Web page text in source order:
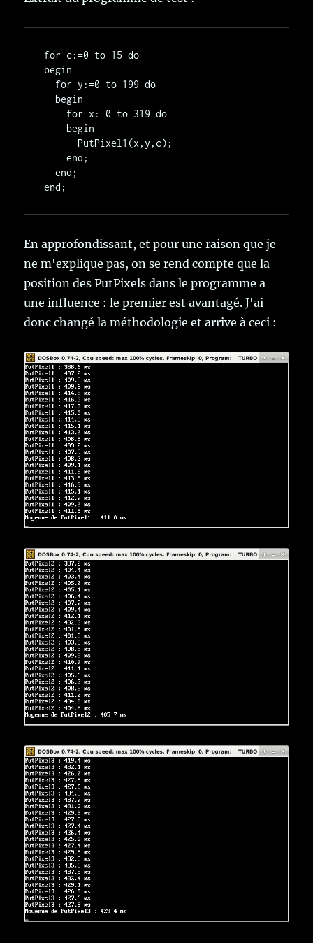
for c:=0 to 15 do
begin
    end;
  end;
En approfondissant, et pour une raison que je
ne m'explique pas, on se rend compte que la
position des PutPixels dans le programme a
une influence : le premier est avantagé. J'ai
donc changé la méthodologie et arrive à ceci :